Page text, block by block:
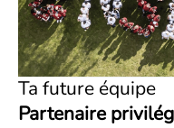
Ta future équipe
Partenaire